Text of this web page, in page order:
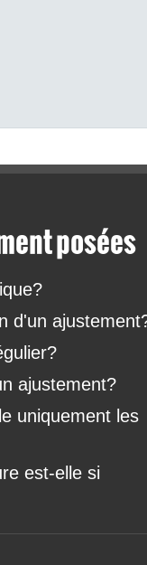
posées
d'un
ajustement?
uniquement les
est-elle si